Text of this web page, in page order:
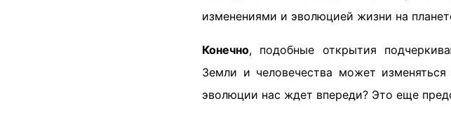
изменениями и эволюцией жизни на
Конечно, подобные открытия
Земли и человечества может
эволюции нас ждет впереди? Это еще